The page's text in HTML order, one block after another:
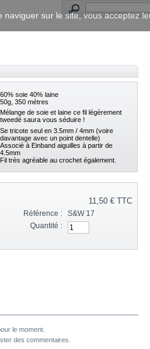
60% soie 40% laine
50g, 350 mètres
Mélange de soie et laine ce fil légèrement
tweedé saura vous séduire !
Se tricote seul en 3.5mm / 4mm (voire
davantage avec un point dentelle)
Associé à Einband aiguilles à partir de
4.5mm
Fil très agréable au crochet également.
11,50 €TTC
Référence :
S&W 17
Quantité :
le moment.
des commentaires.
sur le site, vous acceptez